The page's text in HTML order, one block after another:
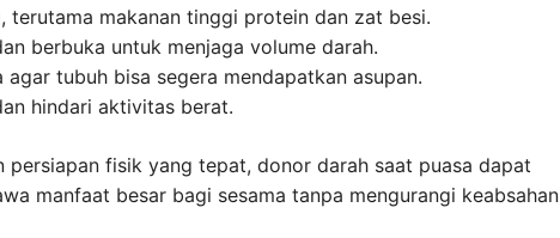
terutama makanan tinggi protein dan zat besi.
berbuka untuk menjaga volume darah.
tubuh bisa segera mendapatkan asupan.
hindari aktivitas berat.
persiapan fisik yang tepat, donor darah saat puasa dapat
manfaat besar bagi sesama tanpa mengurangi keabsahan